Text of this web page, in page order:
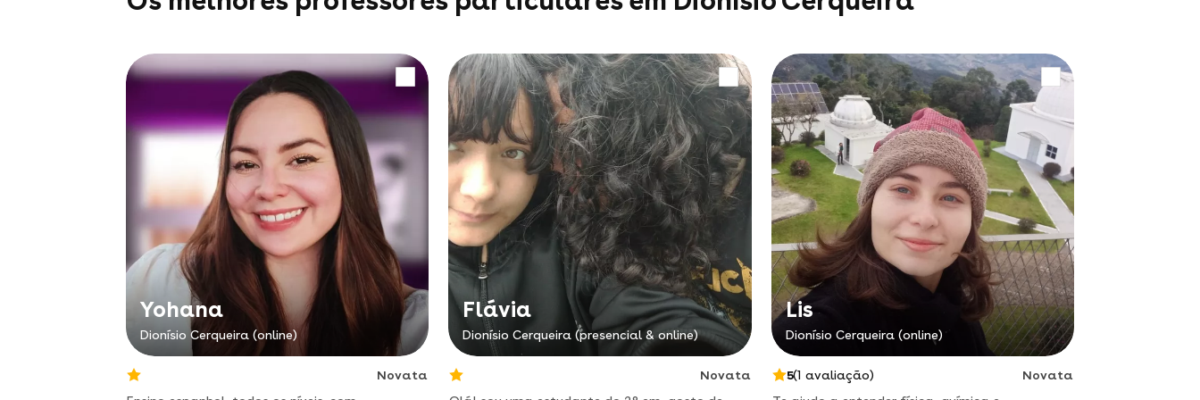
Yohana
Dionísio Cerqueira (online)
Novata
Flávia
Dionísio Cerqueira (presencial & online)
Novata
Lis
Dionísio Cerqueira (online)
5(1 avaliação)
Novata